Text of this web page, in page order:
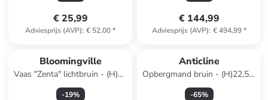
€ 25,99
Adviesprijs (AVP): € 52,00*
€ 144,99
Adviesprijs (AVP): € 494,99*
Bloomingville
Vaas "Zenta" lichtbruin - (H)32
x Ø 13 cm
-19%
Anticline
Opbergmand bruin - (H)22,5 x
Ø 32 cm
-65%